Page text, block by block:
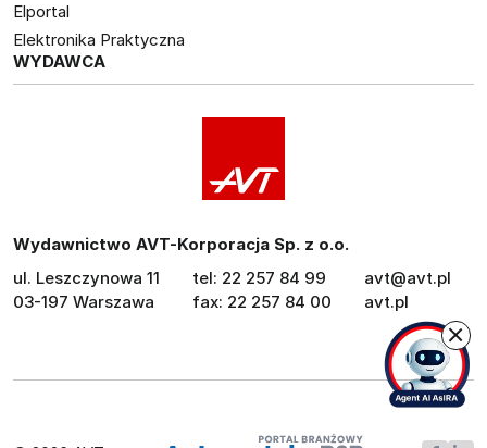
Elportal
Elektronika Praktyczna
WYDAWCA
Wydawnictwo AVT-Korporacja Sp. z o.o.
ul. Leszczynowa 11
03-197 Warszawa
tel: 22 257 84 99
fax: 22 257 84 00
avt@avt.pl
avt.pl